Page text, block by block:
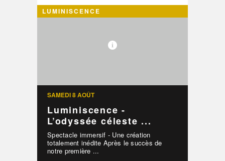
LUMINISCENCE
SAMEDI 8 AOÛT
Luminiscence -
L’odyssée céleste ...
Spectacle immersif - Une création
totalement inédite Après le succès de
notre première ...